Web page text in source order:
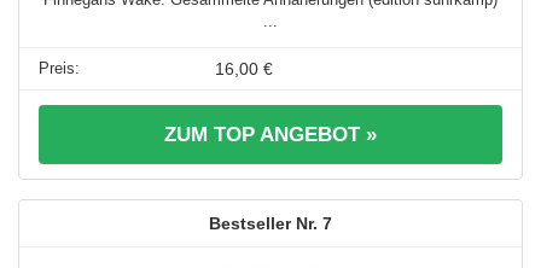
...
16,00 €
ZUM TOP ANGEBOT »
7